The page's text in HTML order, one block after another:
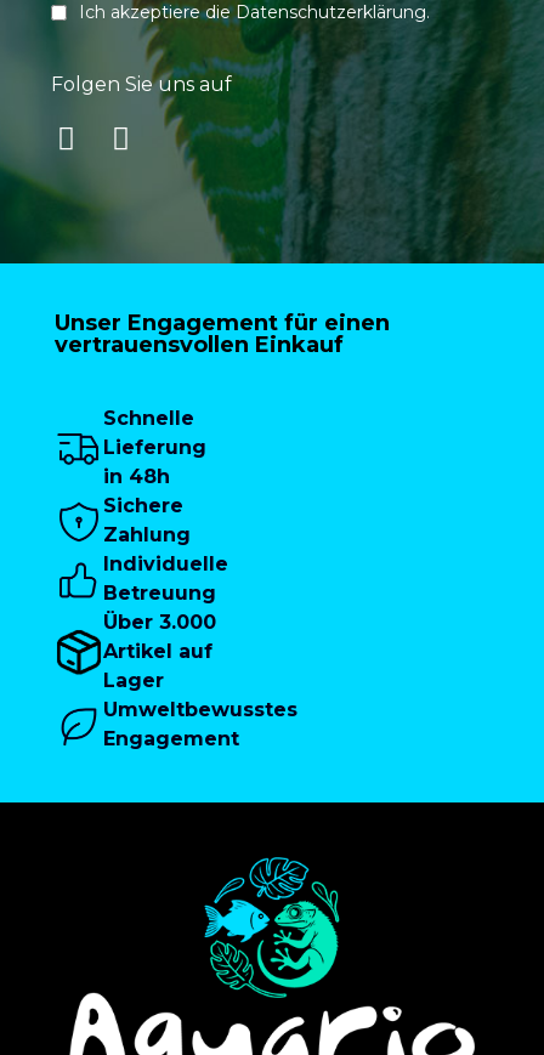
Ich akzeptiere dieDatenschutzerklärung.
Folgen Sie uns auf
Unser Engagement für einen
vertrauensvollen Einkauf
Schnelle
Lieferung
in 48h
Sichere
Zahlung
Individuelle
Betreuung
Über 3.000
Artikel auf
Lager
Umweltbewusstes
Engagement